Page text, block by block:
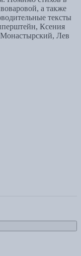
а также
тексты
Ксения
Лев